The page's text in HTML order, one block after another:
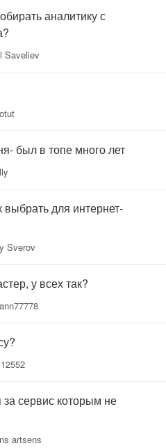
аналитику с
Saveliev
был в топе много лет
для интернет-
Sverov
у всех так?
сервис которым не
artsens